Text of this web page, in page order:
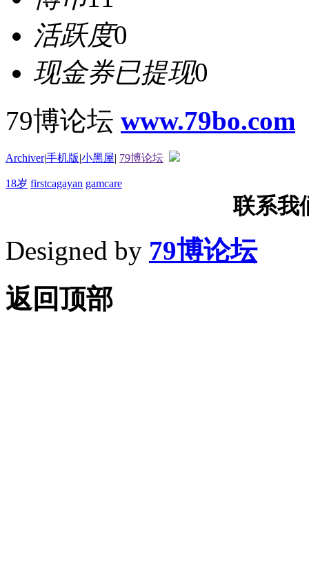
活跃度0
现金券已提现0
79博论坛 www.79bo.com
Archiver|手机版|小黑屋| 79博论坛
18岁 firstcagayan gamcare
联系我
Designed by 79博论坛
返回顶部